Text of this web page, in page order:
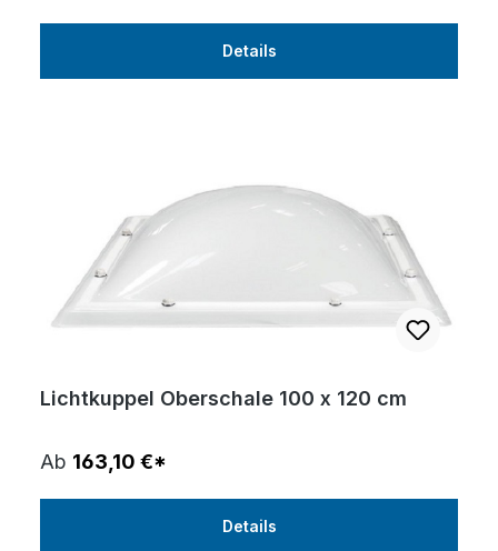
Details
Lichtkuppel Oberschale 100 x 120 cm
Ab 163,10 €*
Details